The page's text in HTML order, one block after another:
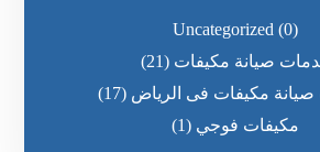
Uncategorized (0)
صيانة مكيفات (21)
مكيفات فى الرياض (17)
مكيفات فوجي (1)